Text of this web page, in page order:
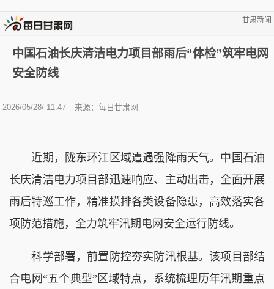
甘肃新闻
中国石油长庆清洁电力项目部雨后“体检”筑牢电网
安全防线
2026/05/28/ 11:47 来源： 每日甘肃网
近期，陇东环江区域遭遇强降雨天气。中国石油
长庆清洁电力项目部迅速响应、主动出击，全面开展
雨后特巡工作，精准摸排各类设备隐患，高效落实各
项防范措施，全力筑牢汛期电网安全运行防线。
科学部署，前置防控夯实防汛根基。该项目部结
合电网“五个典型”区域特点，系统梳理历年汛期重点